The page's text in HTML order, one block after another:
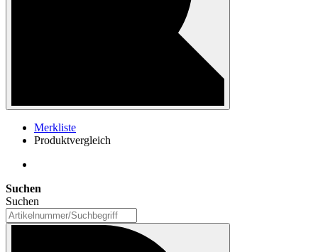
Merkliste
Produktvergleich
Suchen
Suchen